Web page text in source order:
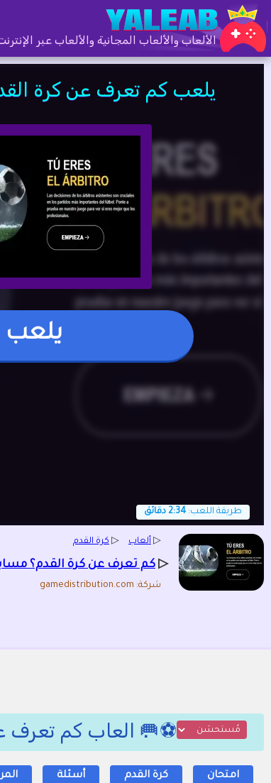
الألعاب والألعاب المجانية والألعاب عبر
يلعب كم تعرف عن كرة
يلعب
طريقة اللعب:2:34 دقائق
▷ ألعاب ▷ كرة القدم
▷ كم تعرف عن كرة القدم؟
شركة: gamedistribution.com
⚽🥅 العاب كم تعرف
امتحان كرة القدم أسئلة